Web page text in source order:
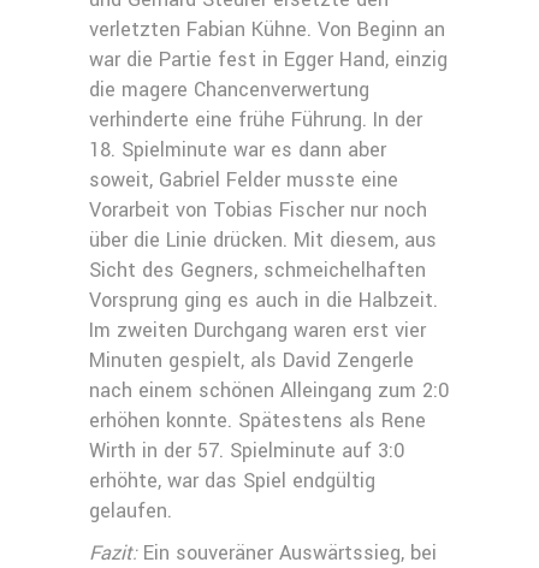
verletzten Fabian Kühne. Von Beginn an
war die Partie fest in Egger Hand, einzig
die magere Chancenverwertung
verhinderte eine frühe Führung. In der
18. Spielminute war es dann aber
soweit, Gabriel Felder musste eine
Vorarbeit von Tobias Fischer nur noch
über die Linie drücken. Mit diesem, aus
Sicht des Gegners, schmeichelhaften
Vorsprung ging es auch in die Halbzeit.
Im zweiten Durchgang waren erst vier
Minuten gespielt, als David Zengerle
nach einem schönen Alleingang zum 2:0
erhöhen konnte. Spätestens als Rene
Wirth in der 57. Spielminute auf 3:0
erhöhte, war das Spiel endgültig
gelaufen.
Fazit:Ein souveräner Auswärtssieg, bei